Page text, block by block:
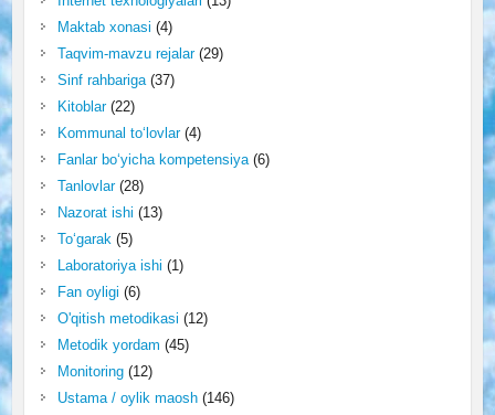
Maktab xonasi (4)
Taqvim-mavzu rejalar(29)
Sinf rahbariga(37)
Kitoblar(22)
Kommunal to‘lovlar(4)
Fanlar bo‘yicha kompetensiya(6)
Tanlovlar(28)
Nazorat ishi (13)
To‘garak(5)
Laboratoriya ishi (1)
Fan oyligi (6)
O'qitish metodikasi (12)
Metodik yordam (45)
Monitoring(12)
Ustama / oylik maosh(146)